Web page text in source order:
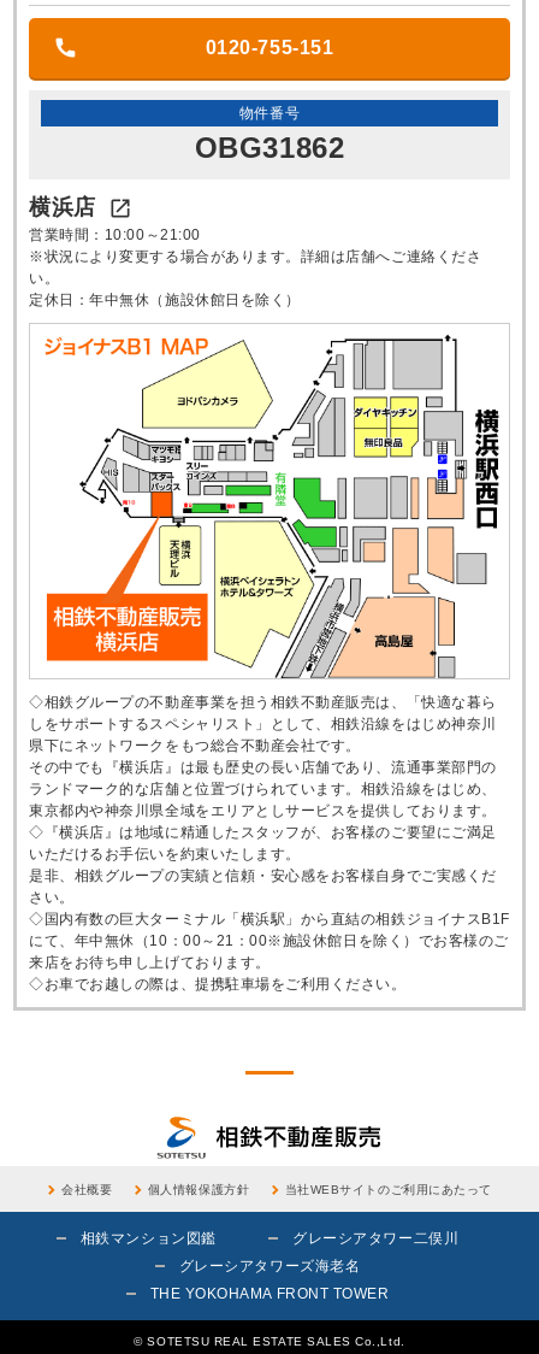
0120-755-151
物件番号
OBG31862
横浜店 
営業時間：10:00～21:00
※状況により変更する場合があります。詳細は店舗へご連絡くださ
い。
定休日：年中無休（施設休館日を除く）
◇相鉄グループの不動産事業を担う相鉄不動産販売は、「快適な暮ら
しをサポートするスペシャリスト」として、相鉄沿線をはじめ神奈川
県下にネットワークをもつ総合不動産会社です。
その中でも『横浜店』は最も歴史の長い店舗であり、流通事業部門の
ランドマーク的な店舗と位置づけられています。相鉄沿線をはじめ、
東京都内や神奈川県全域をエリアとしサービスを提供しております。
◇『横浜店』は地域に精通したスタッフが、お客様のご要望にご満足
いただけるお手伝いを約束いたします。
是非、相鉄グループの実績と信頼・安心感をお客様自身でご実感くだ
さい。
◇国内有数の巨大ターミナル「横浜駅」から直結の相鉄ジョイナスB1F
にて、年中無休（10：00～21：00※施設休館日を除く）でお客様のご
来店をお待ち申し上げております。
◇お車でお越しの際は、提携駐車場をご利用ください。
会社概要 個人情報保護方針 当社WEBサイトのご利用にあたって
相鉄マンション図鑑
グレーシアタワー二俣川
グレーシアタワーズ海老名
THE YOKOHAMA FRONT TOWER
© SOTETSU REAL ESTATE SALES Co.,Ltd.